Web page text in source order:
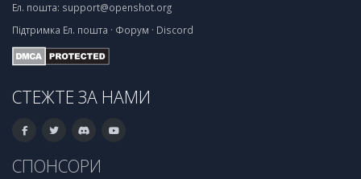
Ел. пошта: support@openshot.org
Підтримка Ел. пошта · Форум · Discord
СТЕЖТЕ ЗА НАМИ
СПОНСОРИ